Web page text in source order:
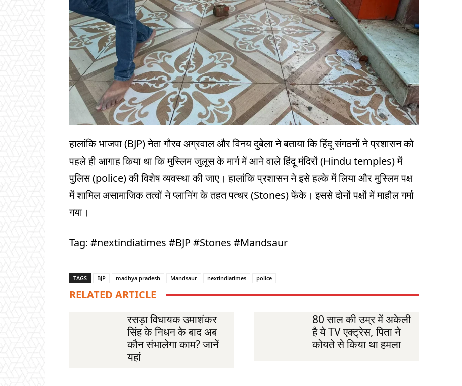
हालांकि भाजपा (BJP) नेता गौरव अग्रवाल और विनय दुबेला ने बताया कि हिंदू संगठनों ने प्रशासन को
पहले ही आगाह किया था कि मुस्लिम जुलूस के मार्ग में आने वाले हिंदू मंदिरों (Hindu temples) में
पुलिस (police) की विशेष व्यवस्था की जाए। हालांकि प्रशासन ने इसे हल्के में लिया और मुस्लिम पक्ष
में शामिल असामाजिक तत्वों ने प्लानिंग के तहत पत्थर (Stones) फेंके। इससे दोनों पक्षों में माहौल गर्मा
गया।
Tag: #nextindiatimes #BJP #Stones #Mandsaur
TAGS BJP madhya pradesh Mandsaur nextindiatimes police
RELATED ARTICLE
रसड़ा विधायक उमाशंकर
सिंह के निधन के बाद अब
कौन संभालेगा काम? जानें
यहां
80 साल की उम्र में अकेली
है ये TV एक्ट्रेस, पिता ने
कोयते से किया था हमला